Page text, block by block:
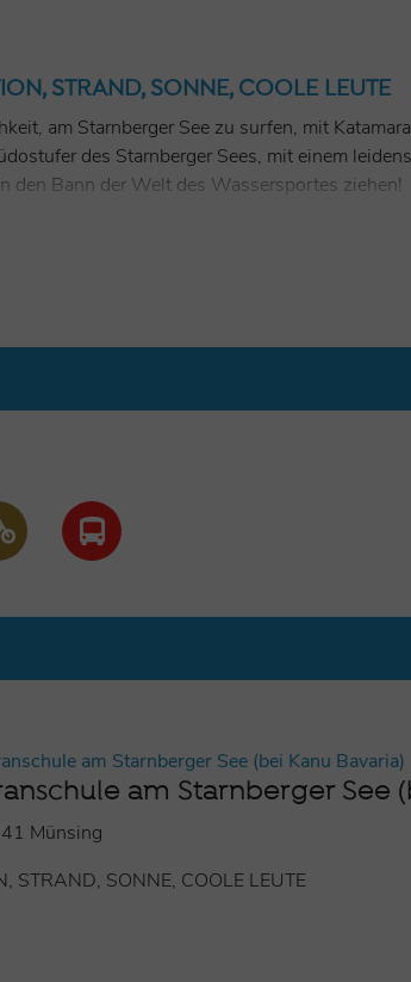
STRAND, SONNE, COOLE LEUTE
am Starnberger See zu surfen, mit
des Starnberger Sees, mit einem
den Bann der Welt des Wassersportes ziehen!
am Starnberger See
Münsing
STRAND, SONNE, COOLE LEUTE